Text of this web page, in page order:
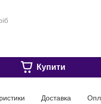
Купити
Доставка